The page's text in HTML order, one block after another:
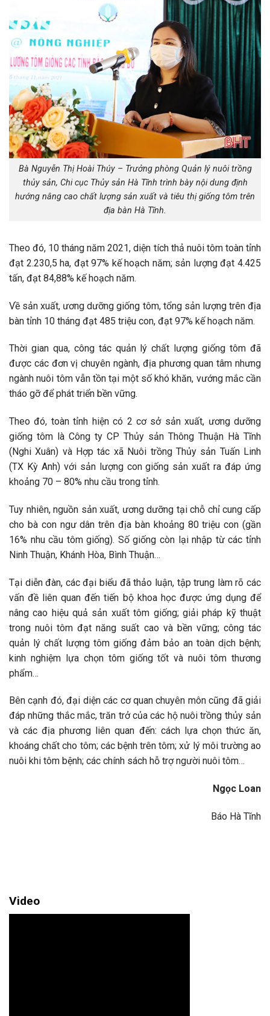
Bà Nguyễn Thị Hoài Thúy – Trưởng phòng Quản lý nuôi trồng
thủy sản, Chi cục Thủy sản Hà Tĩnh trình bày nội dung định
hướng nâng cao chất lượng sản xuất và tiêu thị giống tôm trên
địa bàn Hà Tĩnh.
Theo đó, 10 tháng năm 2021, diện tích thả nuôi tôm toàn tỉnh
đạt 2.230,5 ha, đạt 97% kế hoạch năm; sản lượng đạt 4.425
tấn, đạt 84,88% kế hoạch năm.
Về sản xuất, ương dưỡng giống tôm, tổng sản lượng trên địa
bàn tỉnh 10 tháng đạt 485 triệu con, đạt 97% kế hoạch năm.
Thời gian qua, công tác quản lý chất lượng giống tôm đã
được các đơn vị chuyên ngành, địa phương quan tâm nhưng
ngành nuôi tôm vẫn tồn tại một số khó khăn, vướng mắc cần
tháo gỡ để phát triển bền vững.
Theo đó, toàn tỉnh hiện có 2 cơ sở sản xuất, ương dưỡng
giống tôm là Công ty CP Thủy sản Thông Thuận Hà Tĩnh
(Nghi Xuân) và Hợp tác xã Nuôi trồng Thủy sản Tuấn Linh
(TX Kỳ Anh) với sản lượng con giống sản xuất ra đáp ứng
khoảng 70 – 80% nhu cầu trong tỉnh.
Tuy nhiên, nguồn sản xuất, ương dưỡng tại chỗ chỉ cung cấp
cho bà con ngư dân trên địa bàn khoảng 80 triệu con (gần
16% nhu cầu tôm giống). Số giống còn lại nhập từ các tỉnh
Ninh Thuận, Khánh Hòa, Bình Thuận…
Tại diễn đàn, các đại biểu đã thảo luận, tập trung làm rõ các
vấn đề liên quan đến tiến bộ khoa học được ứng dụng để
nâng cao hiệu quả sản xuất tôm giống; giải pháp kỹ thuật
trong nuôi tôm đạt năng suất cao và bền vững; công tác
quản lý chất lượng tôm giống đảm bảo an toàn dịch bệnh;
kinh nghiệm lựa chọn tôm giống tốt và nuôi tôm thương
phẩm…
Bên cạnh đó, đại diện các cơ quan chuyên môn cũng đã giải
đáp những thắc mắc, trăn trở của các hộ nuôi trồng thủy sản
và các địa phương liên quan đến: cách lựa chọn thức ăn,
khoáng chất cho tôm; các bệnh trên tôm; xử lý môi trường ao
nuôi khi tôm bệnh; các chính sách hỗ trợ người nuôi tôm…
Ngọc Loan
Báo Hà Tĩnh
Video